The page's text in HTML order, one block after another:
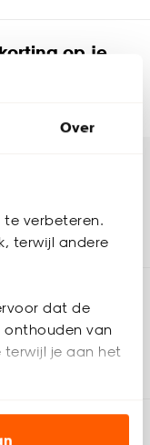
Over
verbeteren.
terwijl andere
dat de
onthouden van
je aan het
helpen ons de
al onze andere
op je
inspiratie